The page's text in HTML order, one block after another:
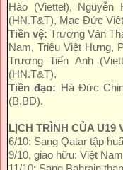
Hào (Viettel),
(HN.T&T), Mạc Đức
Tiền vệ:Trương Văn
Nam, Triệu Việt Hưng,
Trương Tiến Anh
(HN.T&T).
Tiền đạo: Hà Đức
(B.BD).
LỊCH TRÌNH CỦA U19
6/10: Sang Qatar tập
9/10, giao hữu: Việt